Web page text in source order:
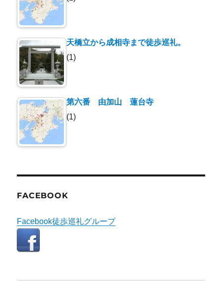
天橋立から成相寺まで徒歩巡礼。
(1)
第六番 由加山 蓮台寺
(1)
FACEBOOK
Facebook徒歩巡礼グループ